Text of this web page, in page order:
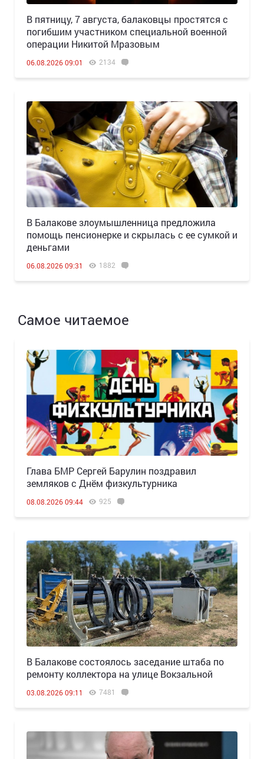
В пятницу, 7 августа, балаковцы простятся с
погибшим участником специальной военной
операции Никитой Мразовым
06.08.2026 09:01 2134
В Балакове злоумышленница предложила
помощь пенсионерке и скрылась с ее сумкой и
деньгами
06.08.2026 09:31 1882
Самое читаемое
Глава БМР Сергей Барулин поздравил
земляков с Днём физкультурника
08.08.2026 09:44 925
В Балакове состоялось заседание штаба по
ремонту коллектора на улице Вокзальной
03.08.2026 09:11 7481